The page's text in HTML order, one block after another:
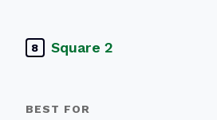
8 Square 2